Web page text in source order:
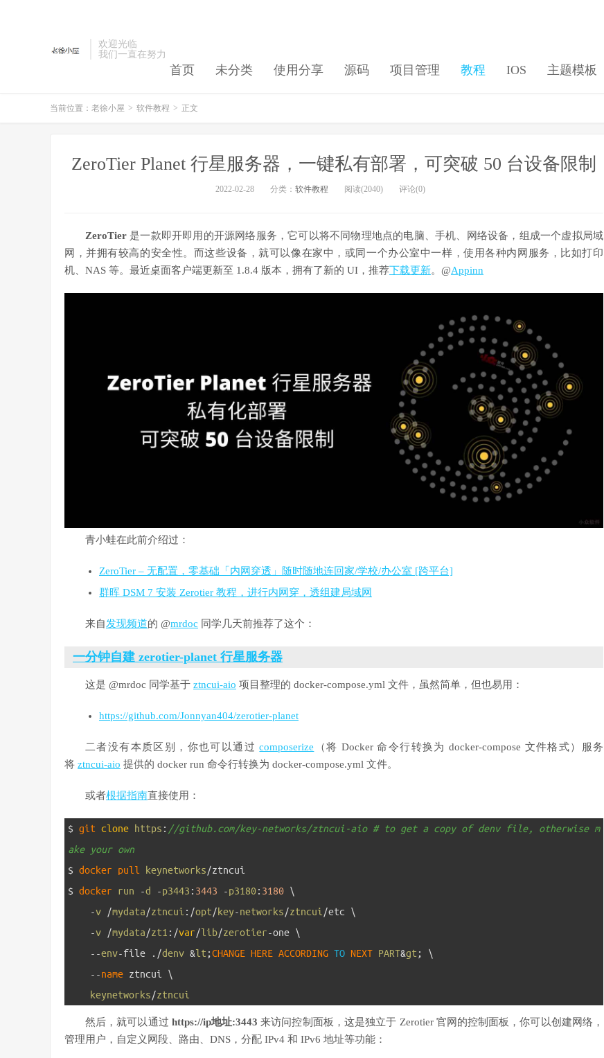
欢迎光临
我们一直在努力
首页 未分类 使用分享 源码 项目管理 教程 IOS 主题模板
当前位置： 老徐小屋 > 软件教程 > 正文
ZeroTier Planet 行星服务器，一键私有部署，可突破 50 台设备限制
2022-02-28 分类： 软件教程 阅读(2040) 评论(0)
ZeroTier 是一款即开即用的开源网络服务，它可以将不同物理地点的电脑、手机、网络设备，组成一个虚拟局域
网，并拥有较高的安全性。而这些设备，就可以像在家中，或同一个办公室中一样，使用各种内网服务，比如打印
机、NAS 等。最近桌面客户端更新至 1.8.4 版本，拥有了新的 UI，推荐下载更新。@Appinn
青小蛙在此前介绍过：
ZeroTier – 无配置，零基础「内网穿透」随时随地连回家/学校/办公室 [跨平台]
群晖 DSM 7 安装 Zerotier 教程，进行内网穿，透组建局域网
来自发现频道的 @mrdoc 同学几天前推荐了这个：
一分钟自建 zerotier-planet 行星服务器
这是 @mrdoc 同学基于 ztncui-aio 项目整理的 docker-compose.yml 文件，虽然简单，但也易用：
https://github.com/Jonnyan404/zerotier-planet
二者没有本质区别，你也可以通过composerize （将 Docker 命令行转换为 docker-compose 文件格式）服务
将 ztncui-aio 提供的 docker run 命令行转换为 docker-compose.yml 文件。
或者根据指南直接使用：
$ git clone https : //github.com/key-networks/ztncui-aio # to get a copy of denv file, otherwise m
ake your own
$ docker pull keynetworks/ztncui
$ docker run -d -p3443 : 3443 -p3180: 3180 \
-v /mydata/ztncui : /opt/key-networks/ztncui/etc
\
-v /mydata/zt1 : /var/lib/zerotier-one \
--env-file . /denv &lt ;CHANGE HERE ACCORDING TO NEXT PART&gt ;
\
--name ztncui
\
keynetworks/ztncui
然后，就可以通过 https://ip地址:3443 来访问控制面板，这是独立于 Zerotier 官网的控制面板，你可以创建网络，
管理用户，自定义网段、路由、DNS，分配 IPv4 和 IPv6 地址等功能：